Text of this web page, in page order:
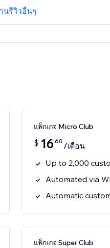
นรีวิวอื่นๆ
แพ็กเกจ Micro Club
$ 16 60 /เดือน
Up to 2,000
Automated via
Automatic
แพ็กเกจ Super Club